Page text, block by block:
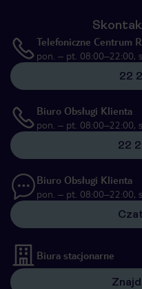
Telefoniczne Centrum
pon. – pt. 08:00–22:00,
22
Biuro Obsługi Klienta
pon. – pt. 08:00–22:00,
22
Biuro Obsługi Klienta
pon. – pt. 08:00–22:00,
Biura stacjonarne